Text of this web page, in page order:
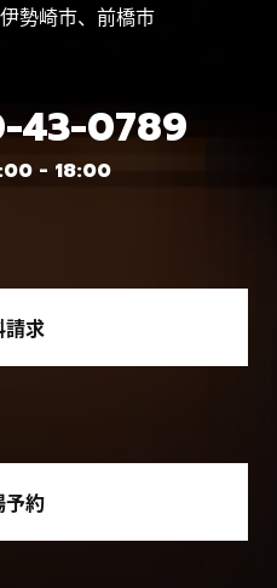
勢崎市、前橋市
43-0789
- 18:00
請求
予約